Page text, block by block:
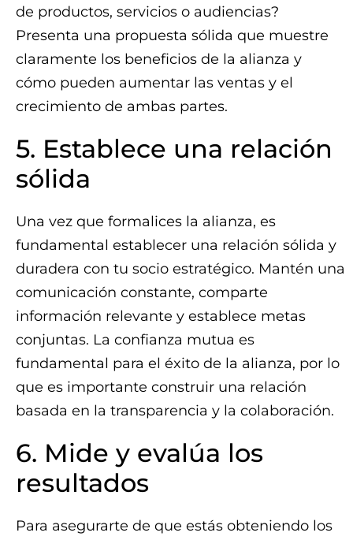
de productos, servicios o audiencias?
Presenta una propuesta sólida que muestre
claramente los beneficios de la alianza y
cómo pueden aumentar las ventas y el
crecimiento de ambas partes.
5. Establece una relación
sólida
Una vez que formalices la alianza, es
fundamental establecer una relación sólida y
duradera con tu socio estratégico. Mantén una
comunicación constante, comparte
información relevante y establece metas
conjuntas. La confianza mutua es
fundamental para el éxito de la alianza, por lo
que es importante construir una relación
basada en la transparencia y la colaboración.
6. Mide y evalúa los
resultados
Para asegurarte de que estás obteniendo los